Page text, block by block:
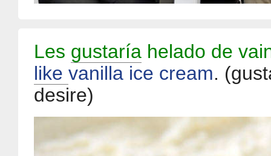
Les gustaría helado de
like vanilla ice cream.
desire)